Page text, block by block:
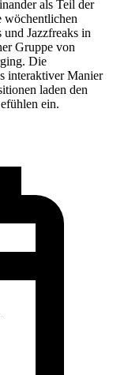
als Teil der
wöchentlichen
und Jazzfreaks in
Gruppe von
Die
interaktiver Manier
laden den
ein.